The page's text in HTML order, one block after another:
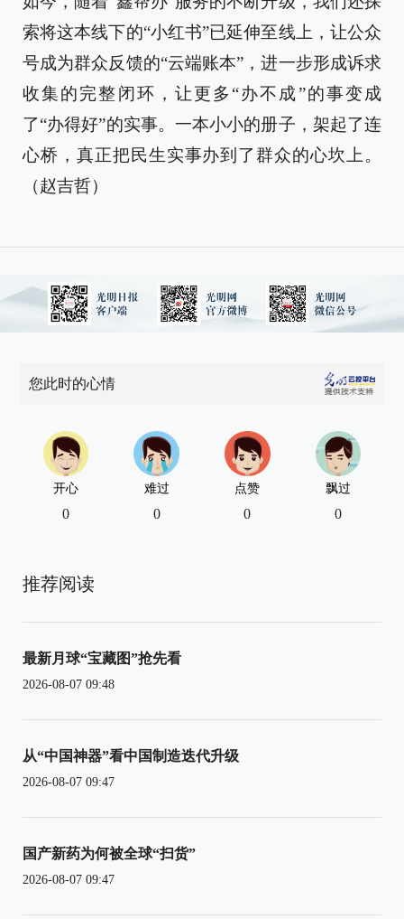
索将这本线下的“小红书”已延伸至线上，让公众
号成为群众反馈的“云端账本”，进一步形成诉求
收集的完整闭环，让更多“办不成”的事变成
了“办得好”的实事。一本小小的册子，架起了连
心桥，真正把民生实事办到了群众的心坎上。
（赵吉哲）
您此时的心情
开心
0
难过
0
点赞
0
飘过
0
推荐阅读
最新月球“宝藏图”抢先看
2026-08-07 09:48
从“中国神器”看中国制造迭代升级
2026-08-07 09:47
国产新药为何被全球“扫货”
2026-08-07 09:47